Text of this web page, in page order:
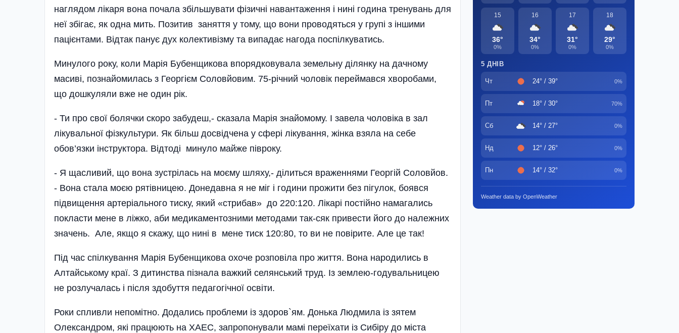
наглядом лікаря вона почала збільшувати фізичні навантаження і нині година тренувань для
неї збігає, як одна мить. Позитив заняття у тому, що вони проводяться у групі з іншими
пацієнтами. Відтак панує дух колективізму та випадає нагода поспілкуватись.
Минулого року, коли Марія Бубенщикова впорядковувала земельну ділянку на дачному
масиві, познайомилась з Георгієм Соловйовим. 75-річний чоловік переймався хворобами,
що дошкуляли вже не один рік.
- Ти про свої болячки скоро забудеш,- сказала Марія знайомому. І завела чоловіка в зал
лікувальної фізкультури. Як більш досвідчена у сфері лікування, жінка взяла на себе
обов’язки інструктора. Відтоді минуло майже півроку.
- Я щасливий, що вона зустрілась на моєму шляху,- ділиться враженнями Георгій Соловйов.
- Вона стала моєю рятівницею. Донедавна я не міг і години прожити без пігулок, боявся
підвищення артері­ального тиску, який «стрибав» до 220:120. Лікарі постійно намагались
покласти мене в ліжко, аби медикаментозними методами так-сяк привести його до належних
значень. Але, якщо я скажу, що нині в мене тиск 120:80, то ви не повірите. Але це так!
Під час спілкування Марія Бубенщикова охоче розповіла про життя. Вона народились в
Алтайському краї. З дитинства пізнала важкий селянський труд. Із землею-годувальницею
не розлучалась і після здобуття педагогічної освіти.
Роки спливли непомітно. Додались проблеми із здоров`ям. Донька Людмила із зятем
Олександром, які працюють на ХАЕС, запропонували мамі переїхати із Сибіру до міста
15
36°
0%
16
34°
0%
17
31°
0%
18
29°
0%
5 ДНІВ
Чт 24° / 39° 0%
Пт 18° / 30° 70%
Сб 14° / 27° 0%
Нд 12° / 26° 0%
Пн 14° / 32° 0%
Weather data by OpenWeather